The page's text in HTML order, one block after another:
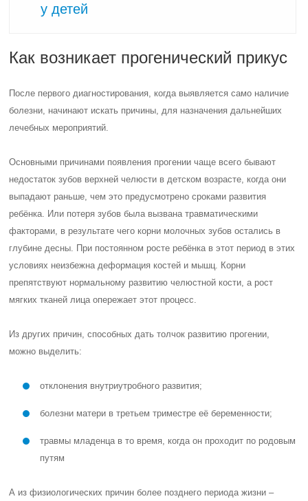
у детей
Как возникает прогенический прикус
После первого диагностирования, когда выявляется само наличие
болезни, начинают искать причины, для назначения дальнейших
лечебных мероприятий.
Основными причинами появления прогении чаще всего бывают
недостаток зубов верхней челюсти в детском возрасте, когда они
выпадают раньше, чем это предусмотрено сроками развития
ребёнка. Или потеря зубов была вызвана травматическими
факторами, в результате чего корни молочных зубов остались в
глубине десны. При постоянном росте ребёнка в этот период в этих
условиях неизбежна деформация костей и мышц. Корни
препятствуют нормальному развитию челюстной кости, а рост
мягких тканей лица опережает этот процесс.
Из других причин, способных дать толчок развитию прогении,
можно выделить:
отклонения внутриутробного развития;
болезни матери в третьем триместре её беременности;
травмы младенца в то время, когда он проходит по родовым
путям
А из физиологических причин более позднего периода жизни –